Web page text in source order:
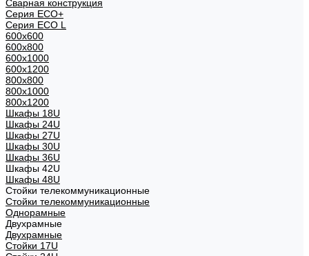
Сварная конструкция
Серия ECO+
Серия ECO L
600x600
600x800
600х1000
600х1200
800x800
800х1000
800х1200
Шкафы 18U
Шкафы 24U
Шкафы 27U
Шкафы 30U
Шкафы 36U
Шкафы 42U
Шкафы 48U
Стойки телекоммуникационные
Стойки телекоммуникационные
Однорамные
Двухрамные
Двухрамные
Стойки 17U